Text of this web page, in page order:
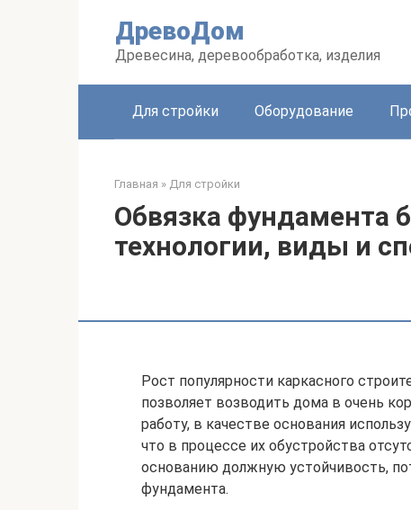
ДревоДом
Древесина, деревообработка, изделия
Для стройки Оборудование
Главная » Для стройки
Обвязка фундамента
технологии, виды и
Рост популярности каркасного
позволяет возводить дома в очень
работу, в качестве основания
что в процессе их обустройства
основанию должную устойчивость,
фундамента.